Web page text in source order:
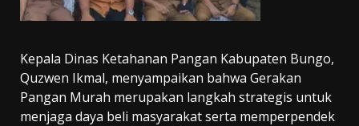
Kepala Dinas Ketahanan Pangan Kabupaten Bungo,
Quzwen Ikmal, menyampaikan bahwa Gerakan
Pangan Murah merupakan langkah strategis untuk
menjaga daya beli masyarakat serta memperpendek